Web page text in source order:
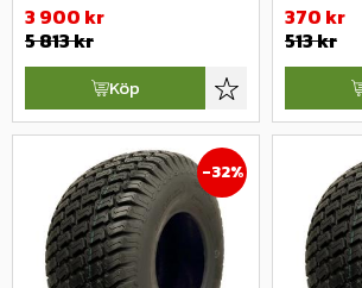
3 900 kr
5 813kr
Lägg till i favoriter
Köp
370 kr
513kr
32%